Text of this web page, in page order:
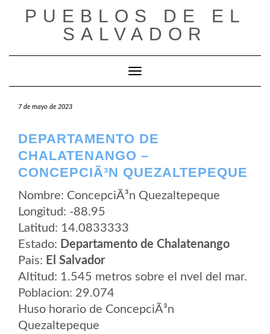
PUEBLOS DE EL
SALVADOR
Cambiar modo de navegación
7 de mayo de 2023
DEPARTAMENTO DE
CHALATENANGO –
CONCEPCIÃ³N QUEZALTEPEQUE
Nombre: ConcepciÃ³n Quezaltepeque
Longitud: -88.95
Latitud: 14.0833333
Estado: Departamento de Chalatenango
Pais: El Salvador
Altitud: 1.545 metros sobre el nvel del mar.
Poblacion: 29.074
Huso horario de ConcepciÃ³n
Quezaltepeque